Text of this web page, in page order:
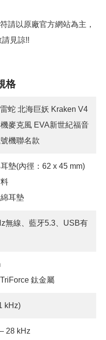
請以原廠官方網站為主，
見諒!!
格
蛇 北海巨妖 Kraken V4
麥克風 EVA新世紀福音
機聯名款
墊(內徑：62 x 45 mm)
耳墊
無線、藍牙5.3、USB有
鈦金屬
kHz)
28 kHz